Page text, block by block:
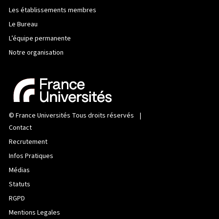
Les établissements membres
Le Bureau
L’équipe permanente
Notre organisation
© France Universités Tous droits réservés |
Contact
Recrutement
Infos Pratiques
Médias
Statuts
RGPD
Mentions Legales